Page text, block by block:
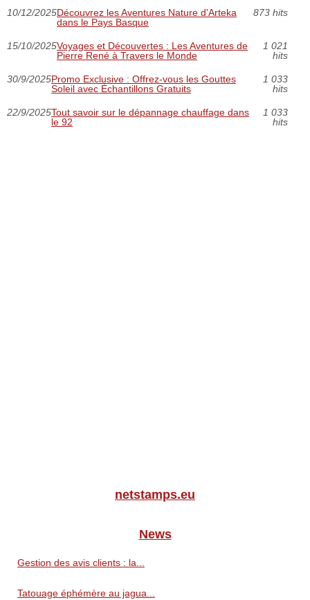
10/12/2025Découvrez les Aventures Nature d'Arteka
dans le Pays Basque
873 hits
15/10/2025Voyages et Découvertes : Les Aventures de
Pierre René à Travers le Monde
1 021
hits
30/9/2025Promo Exclusive : Offrez-vous les Gouttes
Soleil avec Échantillons Gratuits
1 033
hits
22/9/2025Tout savoir sur le dépannage chauffage dans
le 92
1 033
hits
netstamps.eu
News
Gestion des avis clients : la...
Tatouage éphémère au jagua...